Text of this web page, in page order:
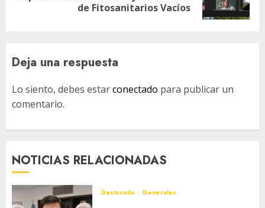
de Fitosanitarios Vacíos
Deja una respuesta
Lo siento, debes estarconectado para publicar un
comentario.
NOTICIAS RELACIONADAS
Destacada Generales